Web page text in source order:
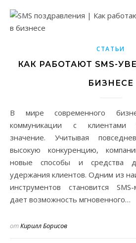
СТАТЬИ
КАК РАБОТАЮТ SMS-
БИЗНЕСЕ
В мире современного бизнеса эффективность
коммуникации с
значение. Учитывая
высокую конкуренцию,
новые способы и средства
удержания клиентов. Одним из
инструментов становится
дает возможность мгновенного…
отКирилл Борисов